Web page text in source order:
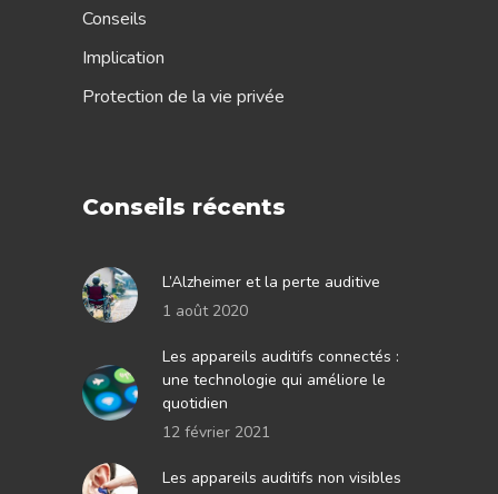
Conseils
Implication
Protection de la vie privée
Conseils récents
L’Alzheimer et la perte auditive
1 août 2020
Les appareils auditifs connectés :
une technologie qui améliore le
quotidien
12 février 2021
Les appareils auditifs non visibles